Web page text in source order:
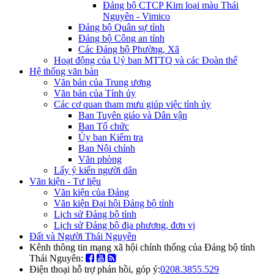
Đảng bộ CTCP Kim loại màu Thái
Nguyên - Vimico
Đảng bộ Quân sự tỉnh
Đảng bộ Công an tỉnh
Các Đảng bộ Phường, Xã
Hoạt động của Uỷ ban MTTQ và các Đoàn thể
Hệ thống văn bản
Văn bản của Trung ương
Văn bản của Tỉnh ủy
Các cơ quan tham mưu giúp việc tỉnh ủy
Ban Tuyên giáo và Dân vận
Ban Tổ chức
Ủy ban Kiểm tra
Ban Nội chính
Văn phòng
Lấy ý kiến người dân
Văn kiện - Tư liệu
Văn kiện của Đảng
Văn kiện Đại hội Đảng bộ tỉnh
Lịch sử Đảng bộ tỉnh
Lịch sử Đảng bộ địa phương, đơn vị
Đất và Người Thái Nguyên
Kênh thông tin mạng xã hội chính thống của Đảng bộ tỉnh
Thái Nguyên:
Điện thoại hỗ trợ phản hồi, góp ý:0208.3855.529